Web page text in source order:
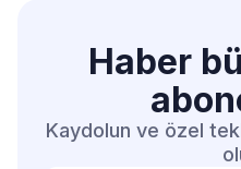
Haber
Kaydolun ve özel